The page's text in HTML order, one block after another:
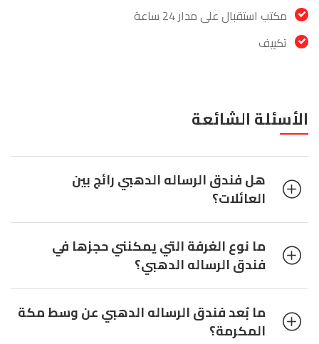
مكتب استقبال على مدار 24 ساعة
تكييف
الأسئلة الشائعة
هل فندق الرساله الدهبي رائج بين
العائلات؟
ما نوع الغرفة التي يمكنني حجزها في
فندق الرساله الدهبي؟
ما بُعد فندق الرساله الدهبي عن وسط مكة
المكرمة؟